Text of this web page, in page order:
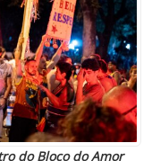
do Bloco do Amor